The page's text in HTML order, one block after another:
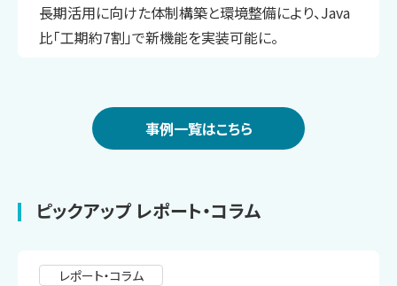
長期活用に向けた体制構築と環境整備により、Java
比「工期約7割」で新機能を実装可能に。
事例一覧はこちら
ピックアップ レポート・コラム
レポート・コラム